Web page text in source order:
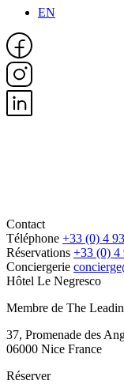
EN
Contact
Téléphone +33 (0) 4
Réservations +33 (0) 4
Conciergerie
Hôtel Le Negresco
Membre de The
37, Promenade des
06000 Nice France
Réserver